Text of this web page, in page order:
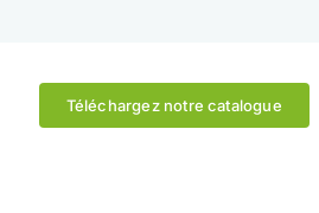
Téléchargez notre catalogue